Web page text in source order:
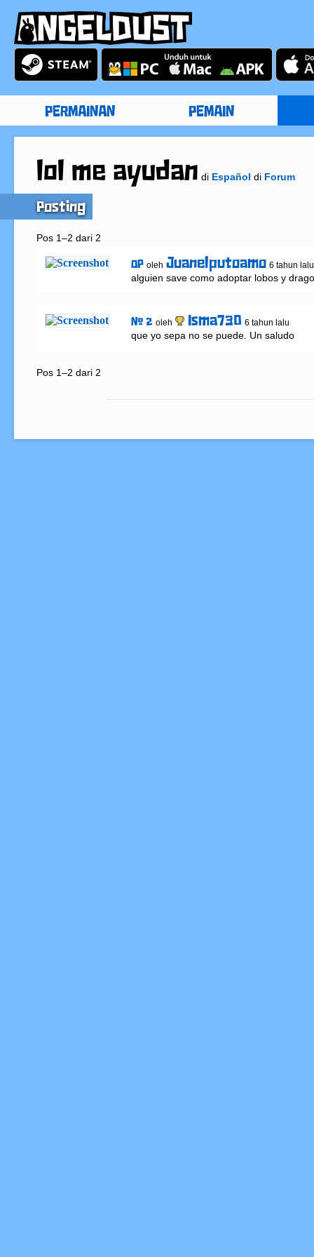
PERMAINAN PEMAIN
lol me ayudan di Español di Forum
Posting
Pos 1–2 dari 2
OP oleh Juanelputoamo 6 tahun lalu
alguien save como adoptar lobos y
# 2 oleh Isma730 6 tahun lalu
que yo sepa no se puede. Un saludo
Pos 1–2 dari 2